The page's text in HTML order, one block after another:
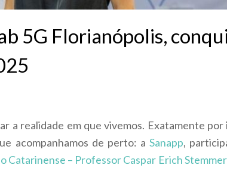
5G Florianópolis,
a realidade em que vivemos. Exatamente
acompanhamos de perto: a Sanapp,
Catarinense – Professor Caspar Erich